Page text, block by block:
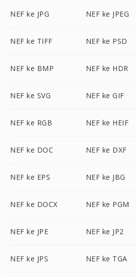
NEF ke JPG NEF ke JPEG
NEF ke TIFF NEF ke PSD
NEF ke BMP NEF ke HDR
NEF ke SVG NEF ke GIF
NEF ke RGB NEF ke HEIF
NEF ke DOC NEF ke DXF
NEF ke EPS NEF ke JBG
NEF ke DOCX NEF ke PGM
NEF ke JPE NEF ke JP2
NEF ke JPS NEF ke TGA